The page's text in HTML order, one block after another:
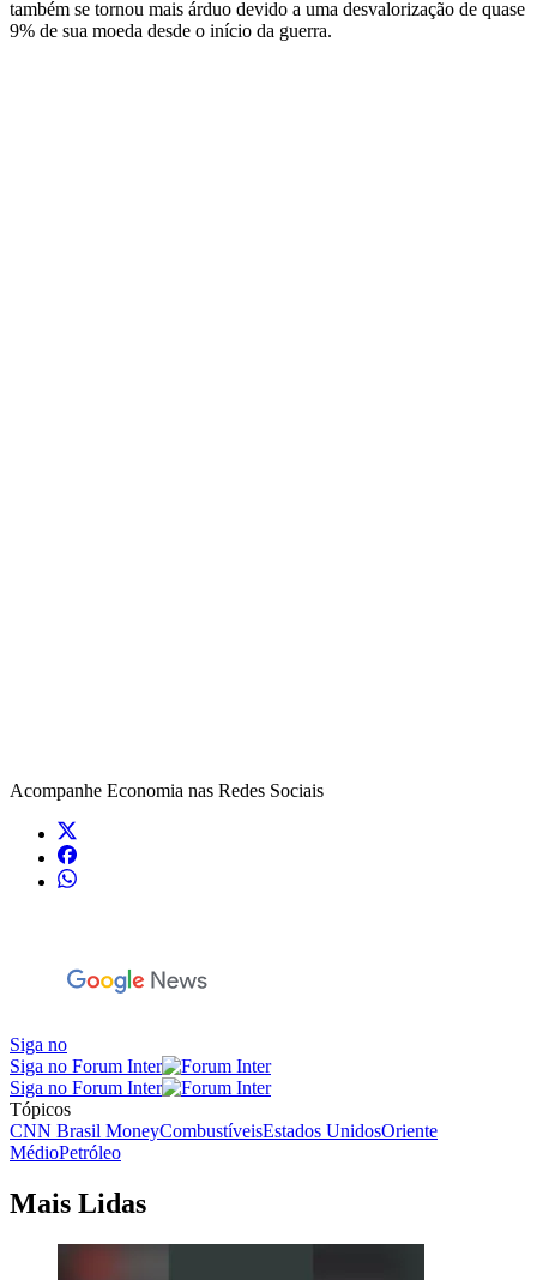
também se tornou mais árduo devido a uma desvalorização de quase
9% de sua moeda desde o início da guerra.
Acompanhe Economia nas Redes Sociais
Siga no
Siga no Forum Inter
Siga no Forum Inter
Tópicos
CNN Brasil MoneyCombustíveisEstados UnidosOriente
MédioPetróleo
Mais Lidas